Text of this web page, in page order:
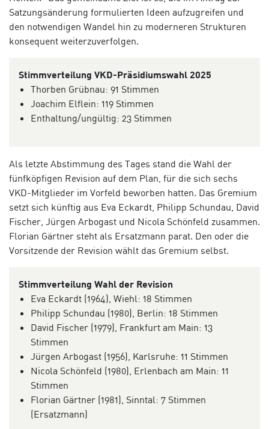
Satzungsänderung formulierten Ideen aufzugreifen und
den notwendigen Wandel hin zu moderneren Strukturen
konsequent weiterzuverfolgen.
Stimmverteilung VKD-Präsidiumswahl 2025
Thorben Grübnau: 91 Stimmen
Joachim Elflein: 119 Stimmen
Enthaltung/ungültig: 23 Stimmen
Als letzte Abstimmung des Tages stand die Wahl der
fünfköpfigen Revision auf dem Plan, für die sich sechs
VKD-Mitglieder im Vorfeld beworben hatten. Das Gremium
setzt sich künftig aus Eva Eckardt, Philipp Schundau, David
Fischer, Jürgen Arbogast und Nicola Schönfeld zusammen.
Florian Gärtner steht als Ersatzmann parat. Den oder die
Vorsitzende der Revision wählt das Gremium selbst.
Stimmverteilung Wahl der Revision
Eva Eckardt (1964), Wiehl: 18 Stimmen
Philipp Schundau (1980), Berlin: 18 Stimmen
David Fischer (1979), Frankfurt am Main: 13
Stimmen
Jürgen Arbogast (1956), Karlsruhe: 11 Stimmen
Nicola Schönfeld (1980), Erlenbach am Main: 11
Stimmen
Florian Gärtner (1981), Sinntal: 7 Stimmen
(Ersatzmann)